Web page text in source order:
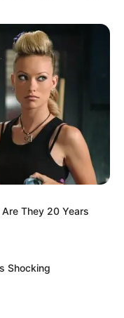
They 20 Years
Shocking